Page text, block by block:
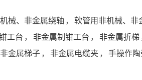
械、非金属绕轴 ， 软管用非机械、非
工台 ， 非金属制钳工台 ， 非金属折梯
非金属梯子 ， 非金属电缆夹 ， 手操作陶